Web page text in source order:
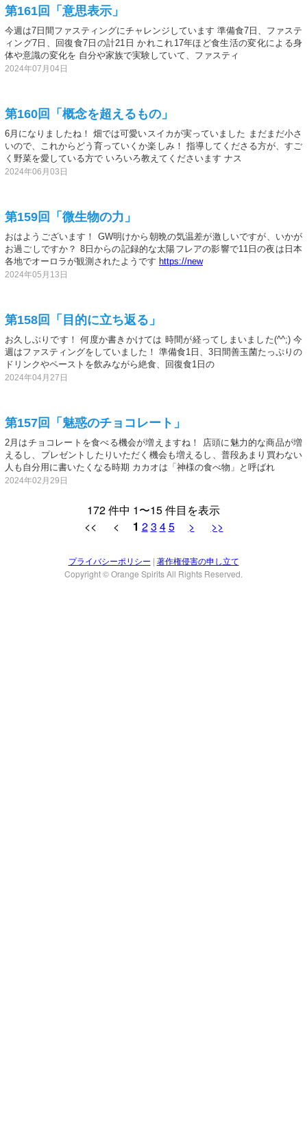
第161回「意思表示」
今週は7日間ファスティングにチャレンジしています 準備食7日、ファステ
ィング7日、回復食7日の計21日 かれこれ17年ほど食生活の変化による身
体や意識の変化を 自分や家族で実験していて、ファスティ
2024年07月04日
第160回「概念を超えるもの」
6月になりましたね！ 畑では可愛いスイカが実っていました まだまだ小さ
いので、これからどう育っていくか楽しみ！ 指導してくださる方が、すご
く野菜を愛している方で いろいろ教えてくださいます ナス
2024年06月03日
第159回「微生物の力」
おはようございます！ GW明けから朝晩の気温差が激しいですが、いかが
お過ごしですか？ 8日からの記録的な太陽フレアの影響で11日の夜は日本
各地でオーロラが観測されたようです https://new
2024年05月13日
第158回「目的に立ち返る」
お久しぶりです！ 何度か書きかけては 時間が経ってしまいました(^^;) 今
週はファスティングをしていました！ 準備食1日、3日間善玉菌たっぷりの
ドリンクやペーストを飲みながら絶食、回復食1日の
2024年04月27日
第157回「魅惑のチョコレート」
2月はチョコレートを食べる機会が増えますね！ 店頭に魅力的な商品が増
えるし、プレゼントしたりいただく機会も増えるし、普段あまり買わない
人も自分用に書いたくなる時期 カカオは「神様の食べ物」と呼ばれ
2024年02月29日
172 件中 1〜15 件目を表示
<< < 1 23 45 > >>
プライバシーポリシー | 著作権侵害の申し立て
Copyright © Orange Spirits All Rights Reserved.